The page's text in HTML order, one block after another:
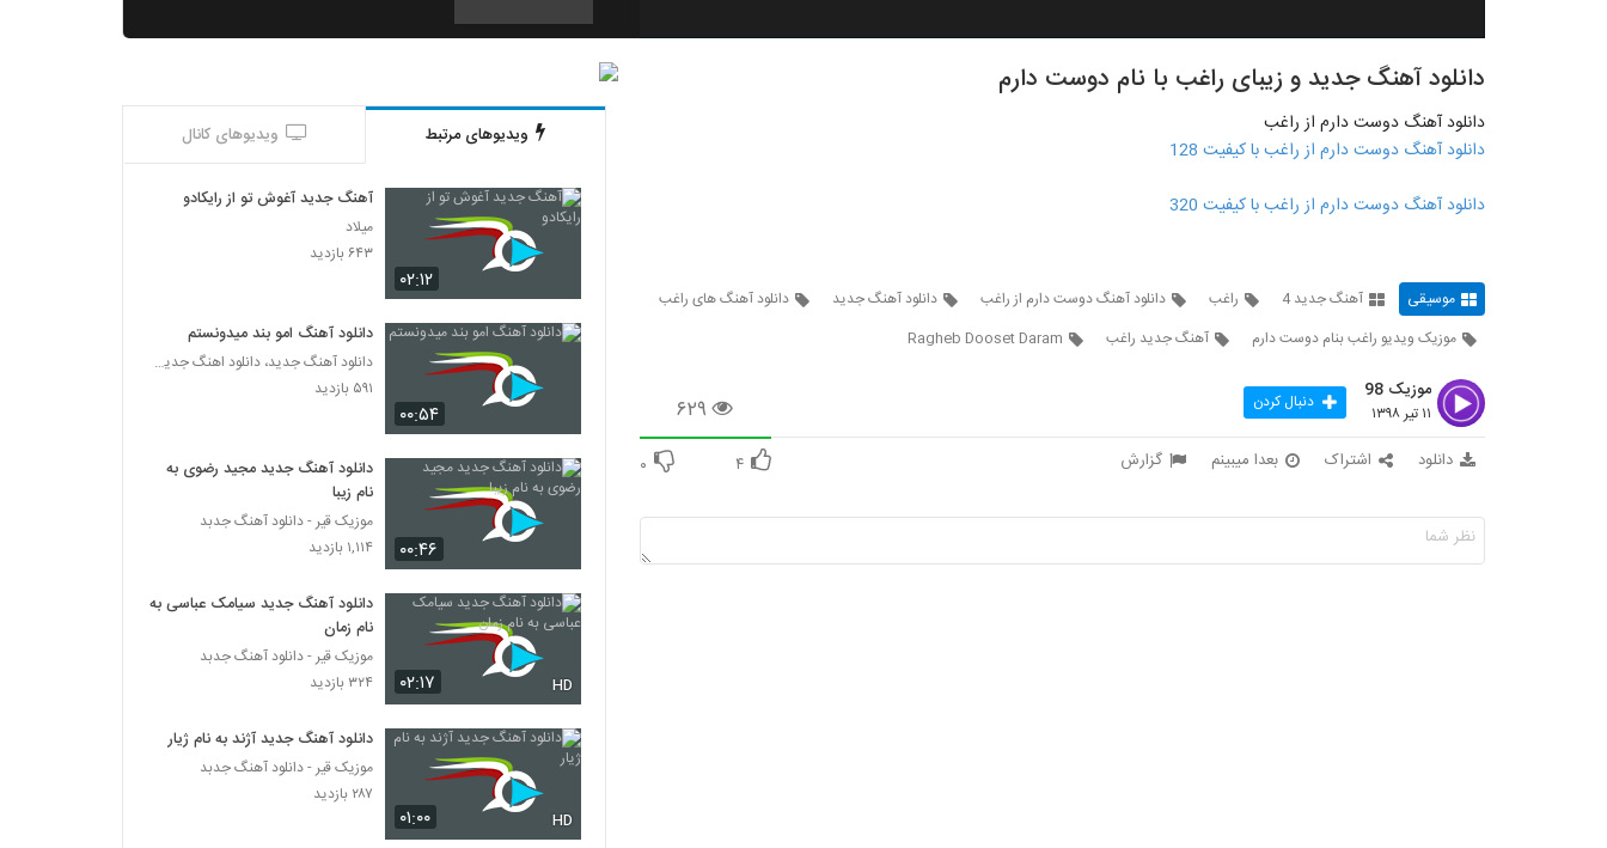
4439
آهنگ دیوونگی از امیر خلیلی(پاپ)
امیر رضا صادقی آهنگ معجزه عشق
۲۷۷ بازدید
دانلود آهنگ فرید 1 ببین منو (همراه با فرزان)
۳۳۳ بازدید
دانلود آهنگ جدید و زیبای سعید زینال با نام
عشق من
موزیک زیبای بارون بهاری از علیرضا فروزنده
۲۵۸ بازدید
Mehdi Modarres Foroupashi
دانلود آهنگ به تو مدیونم از رضا صادقی
۳۴۴ بازدید
دانلود آهنگ جدید و زیبای کوروش صیاد با نام
دانلود آهنگ جدید و زیبای راغب با نام دوست دارم
دانلود آهنگ دوست دارم از راغب
دانلود آهنگ دوست دارم از راغب با کیفیت 128
دانلود آهنگ دوست دارم از راغب با کیفیت 320
موسیقی آهنگ جدید 4 راغب دانلود آهنگ دوست دارم از راغب دانلود آهنگ جدید
دانلود آهنگ های راغب
موزیک ویدیو راغب بنام دوست دارم
آهنگ جدید راغب Ragheb Dooset Daram
۶۲۹
موزیک 98
۱۱ تیر ۱۳۹۸ دنبال کردن
دانلود اشتراک بعدا میبینم گزارش ۴ ۰
ویدیوهای مرتبط ویدیوهای کانال
۰۲:۱۲
آهنگ جدید آغوش تو از رایکادو
میلاد
۶۴۳ بازدید
۰۰:۵۴
دانلود آهنگ امو بند میدونستم
دانلود آهنگ جدید، دانلود اهنگ جدید ایرانی
۵۹۱ بازدید
۰۰:۴۶
دانلود آهنگ جدید مجید رضوی به
نام زیبا
موزیک قیر - دانلود آهنگ جدبد
۱,۱۱۴ بازدید
۰۲:۱۷ HD
دانلود آهنگ جدید سیامک عباسی به
نام زمان
موزیک قیر - دانلود آهنگ جدبد
۳۲۴ بازدید
۰۱:۰۰ HD
دانلود آهنگ جدید آژند به نام ژیار
موزیک قیر - دانلود آهنگ جدبد
۲۸۷ بازدید